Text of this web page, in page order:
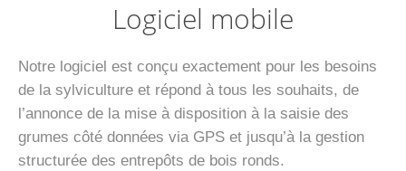
Logiciel mobile
Notre logiciel est conçu exactement pour les besoins
de la sylviculture et répond à tous les souhaits, de
l’annonce de la mise à disposition à la saisie des
grumes côté données via GPS et jusqu’à la gestion
structurée des entrepôts de bois ronds.